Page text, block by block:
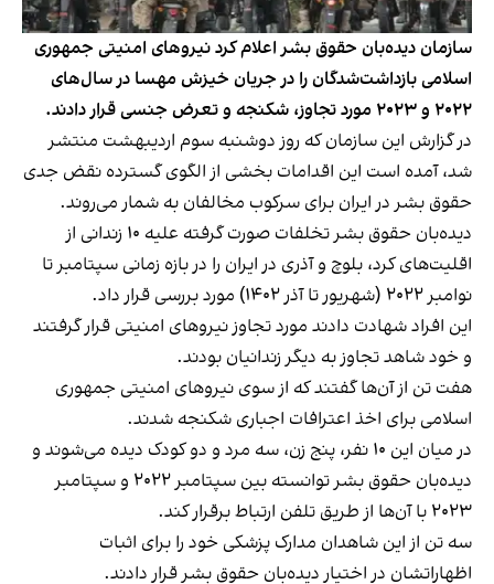
سازمان دیده‌بان حقوق بشر اعلام کرد نیروهای امنیتی جمهوری
اسلامی بازداشت‌شدگان را در جریان خیزش مهسا در سال‌های
۲۰۲۲ و ۲۰۲۳ مورد تجاوز، شکنجه و تعرض جنسی قرار دادند.
درگزارش این سازمان که روز دوشنبه سوم اردیبهشت منتشر
شد، آمده است این اقدامات بخشی از الگوی گسترده‌ نقض جدی
حقوق بشر در ایران برای سرکوب مخالفان به شمار می‌روند.
دیده‌بان حقوق بشر تخلفات صورت گرفته علیه ۱۰ زندانی از
اقلیت‌های کرد، بلوچ و آذری در ایران را در بازه زمانی سپتامبر تا
نوامبر ۲۰۲۲ (شهریور تا آذر ۱۴۰۲) مورد بررسی قرار داد.
این افراد شهادت دادند مورد تجاوز نیروهای امنیتی قرار گرفتند
و خود شاهد تجاوز به دیگر زندانیان بودند.
هفت تن از آن‌ها گفتند که از سوی نیروهای امنیتی جمهوری
اسلامی برای اخذ اعترافات اجباری شکنجه شدند.
در میان این ۱۰ نفر، پنج زن، سه مرد و دو کودک دیده می‌شوند و
دیده‌بان حقوق بشر توانسته بین سپتامبر ۲۰۲۲ و سپتامبر
۲۰۲۳ با آن‌ها از طریق تلفن ارتباط برقرار کند.
سه تن از این شاهدان مدارک پزشکی خود را برای اثبات
اظهاراتشان در اختیار دیده‌بان حقوق بشر قرار دادند.